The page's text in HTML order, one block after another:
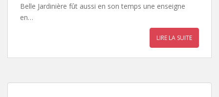
Belle Jardinière fût aussi en son temps une enseigne
en…
LIRE LA SUITE